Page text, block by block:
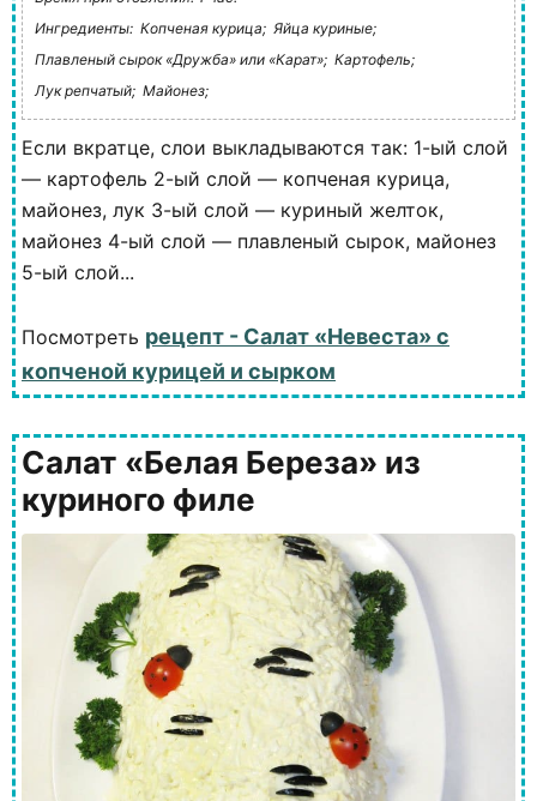
Ингредиенты: Копченая курица; Яйца куриные;
Плавленый сырок «Дружба» или «Карат»; Картофель;
Лук репчатый; Майонез;
Если вкратце, слои выкладываются так: 1-ый слой
— картофель 2-ый слой — копченая курица,
майонез, лук 3-ый слой — куриный желток,
майонез 4-ый слой — плавленый сырок, майонез
5-ый слой...
Посмотреть рецепт - Салат «Невеста» с
копченой курицей и сырком
Салат «Белая Береза» из
куриного филе